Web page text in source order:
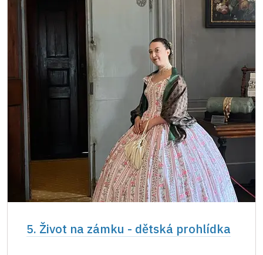
5. Život na zámku - dětská prohlídka